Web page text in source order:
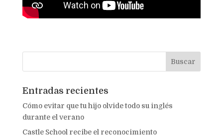
Entradas recientes
Cómo evitar que tu hijo olvide todo su inglés
durante el verano
Castle School recibe el reconocimiento